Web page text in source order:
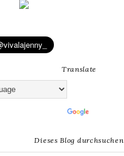
Translate
Dieses Blog durchsuchen